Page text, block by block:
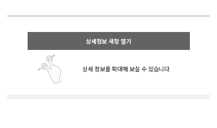
상세정보 새창 열기
상세 정보를 확대해 보실 수 있습니다.